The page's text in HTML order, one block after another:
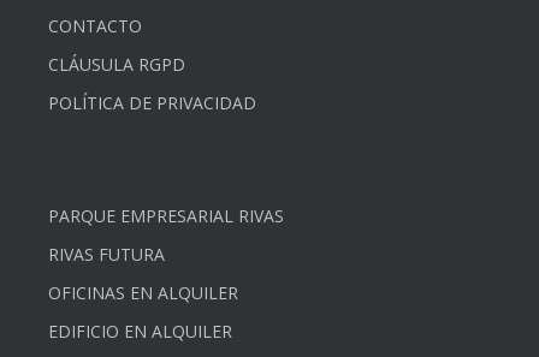
CONTACTO
CLÁUSULA RGPD
POLÍTICA DE PRIVACIDAD
PARQUE EMPRESARIAL RIVAS
RIVAS FUTURA
OFICINAS EN ALQUILER
EDIFICIO EN ALQUILER